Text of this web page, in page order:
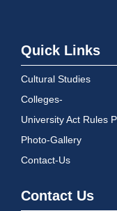
Quick Links
Cultural Studies
Colleges-
University Act Rules
Photo-Gallery
Contact-Us
Contact Us